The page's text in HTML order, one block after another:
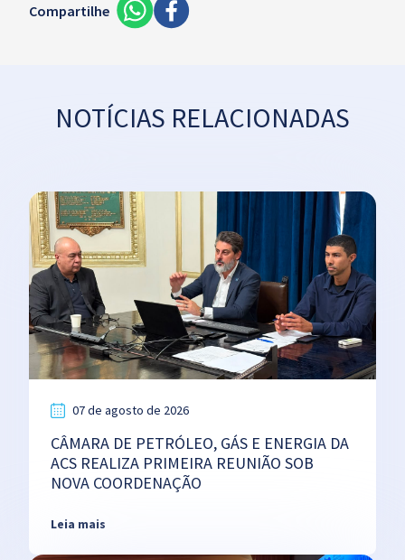
Compartilhe
NOTÍCIAS RELACIONADAS
07 de agosto de 2026
CÂMARA DE PETRÓLEO, GÁS E ENERGIA DA
ACS REALIZA PRIMEIRA REUNIÃO SOB
NOVA COORDENAÇÃO
Leia mais